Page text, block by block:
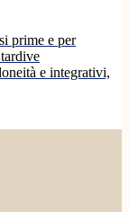
prime e per
e integrativi,